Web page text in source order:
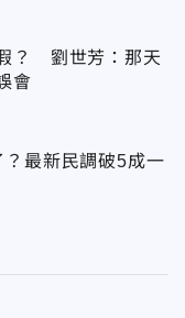
？ 劉世芳：那天
會
最新民調破5成一